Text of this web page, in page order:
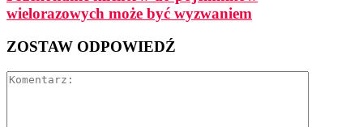
wielorazowych może być wyzwaniem
ZOSTAW ODPOWIEDŹ